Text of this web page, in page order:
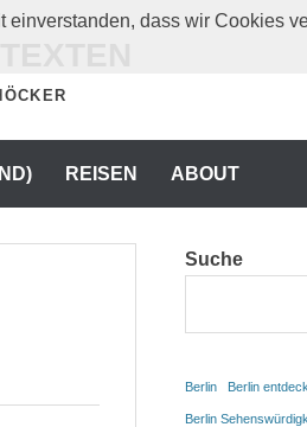
REISEN ABOUT
Suche
Berlin Berlin
Berlin
dass wir Cookies